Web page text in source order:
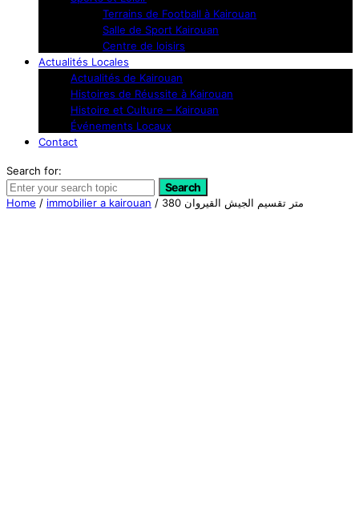
Terrains de Football à Kairouan
Salle de Sport Kairouan
Centre de loisirs
Actualités Locales
Actualités de Kairouan
Histoires de Réussite à Kairouan
Histoire et Culture – Kairouan
Événements Locaux
Contact
Search for:
Search
Home / immobilier a kairouan / 380 متر تقسيم الجيش القيروان